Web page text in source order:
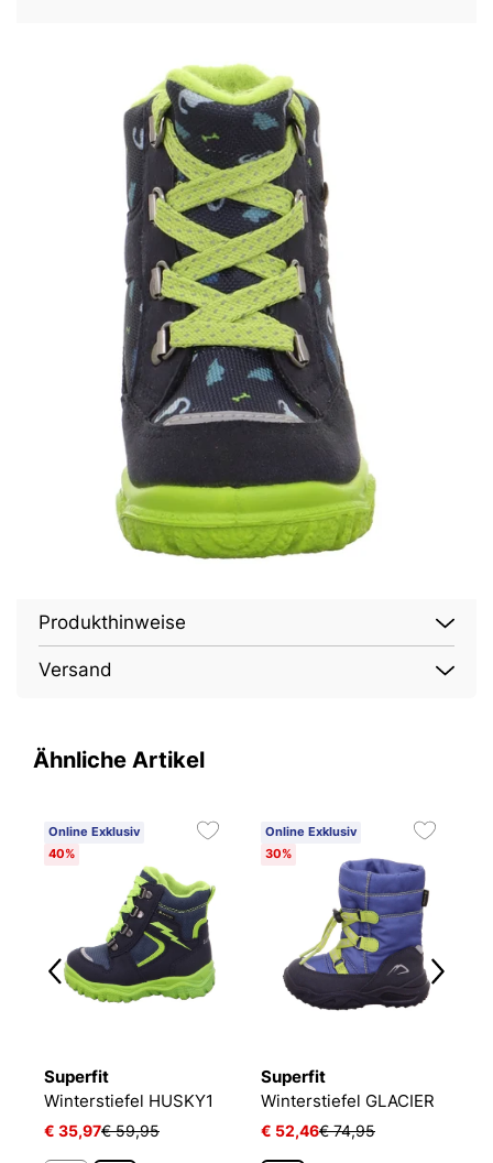
Produkthinweise
Versand
Ähnliche Artikel
Online Exklusiv
40%
Superfit
Winterstiefel HUSKY1
€ 35,97€ 59,95
Online Exklusiv
30%
Superfit
Winterstiefel GLACIER
€ 52,46€ 74,95